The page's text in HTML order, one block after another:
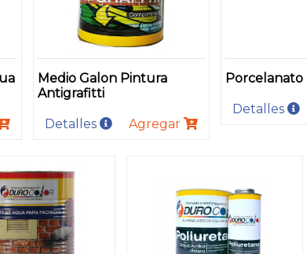
Medio Galon Pintura
Antigrafitti
Detalles Agregar
Porcelanato
Detalles